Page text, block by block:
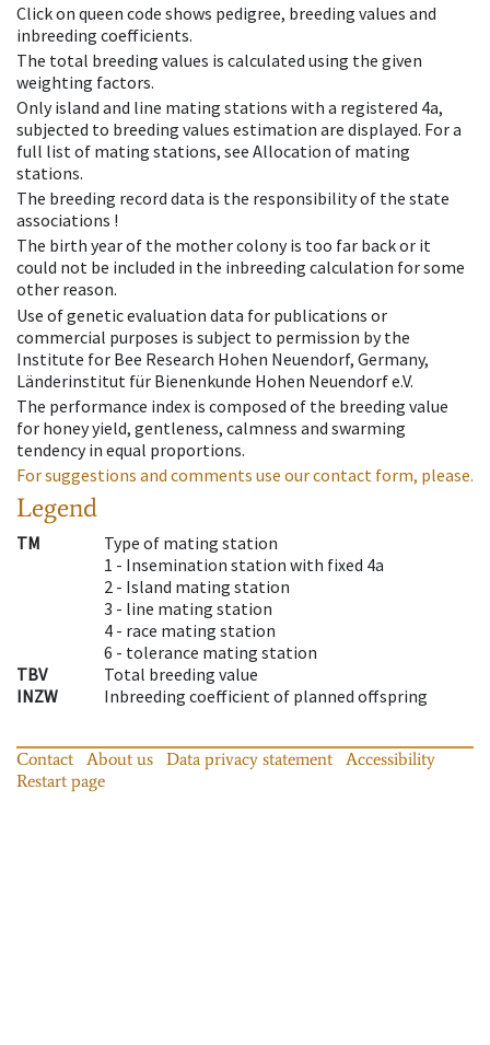
Click on queen code shows pedigree, breeding values and
inbreeding coefficients.
The total breeding values is calculated using the given
weighting factors.
Only island and line mating stations with a registered 4a,
subjected to breeding values estimation are displayed. For a
full list of mating stations, see Allocation of mating
stations.
The breeding record data is the responsibility of the state
associations !
The birth year of the mother colony is too far back or it
could not be included in the inbreeding calculation for some
other reason.
Use of genetic evaluation data for publications or
commercial purposes is subject to permission by the
Institute for Bee Research Hohen Neuendorf, Germany,
Länderinstitut für Bienenkunde Hohen Neuendorf e.V.
The performance index is composed of the breeding value
for honey yield, gentleness, calmness and swarming
tendency in equal proportions.
For suggestions and comments use our contact form, please.
Legend
TM
Type of mating station
1 - Insemination station with fixed 4a
2 - Island mating station
3 - line mating station
4 - race mating station
6 - tolerance mating station
TBV
Total breeding value
INZW
Inbreeding coefficient of planned offspring
Contact About us Data privacy statement
Accessibility
Restart page